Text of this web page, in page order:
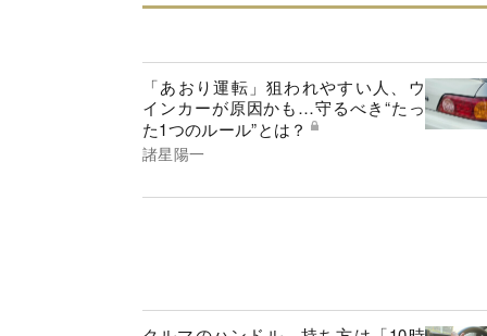
「あおり運転」狙われやすい人、ウ
インカーが原因かも…守るべき“たっ
た1つのルール”とは？
諸星陽一